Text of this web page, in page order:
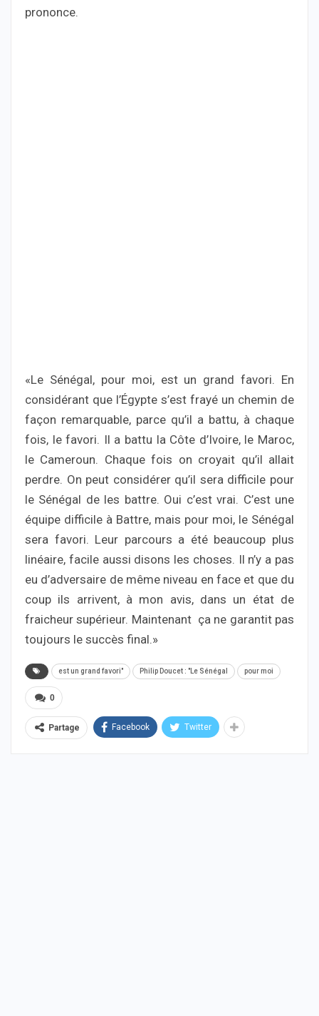
prononce.
«Le Sénégal, pour moi, est un grand favori. En
considérant que l’Égypte s’est frayé un chemin de
façon remarquable, parce qu’il a battu, à chaque
fois, le favori. Il a battu la Côte d’Ivoire, le Maroc,
le Cameroun. Chaque fois on croyait qu’il allait
perdre. On peut considérer qu’il sera difficile pour
le Sénégal de les battre. Oui c’est vrai. C’est une
équipe difficile à Battre, mais pour moi, le Sénégal
sera favori. Leur parcours a été beaucoup plus
linéaire, facile aussi disons les choses. Il n’y a pas
eu d’adversaire de même niveau en face et que du
coup ils arrivent, à mon avis, dans un état de
fraicheur supérieur. Maintenant ça ne garantit pas
toujours le succès final.»
est un grand favori" Philip Doucet : "Le Sénégal pour moi
0
Partage Facebook Twitter